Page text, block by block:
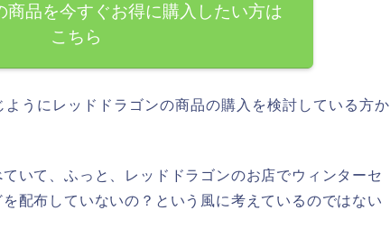
商品を今すぐお得に購入したい方は
こちら
うにレッドドラゴンの商品の購入を検討している方か
いて、ふっと、レッドドラゴンのお店でウィンターセ
配布していないの？という風に考えているのではない